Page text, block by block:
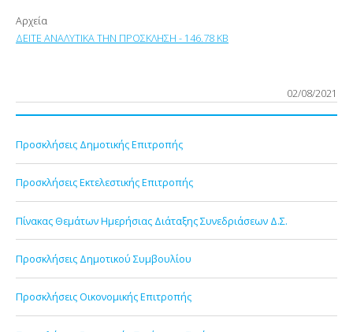
Αρχεία
ΔΕΙΤΕ ΑΝΑΛΥΤΙΚΑ ΤΗΝ ΠΡΟΣΚΛΗΣΗ - 146.78 KB
02/08/2021
Προσκλήσεις Δημοτικής Επιτροπής
Προσκλήσεις Εκτελεστικής Επιτροπής
Πίνακας Θεμάτων Ημερήσιας Διάταξης Συνεδριάσεων Δ.Σ.
Προσκλήσεις Δημοτικού Συμβουλίου
Προσκλήσεις Οικονομικής Επιτροπής